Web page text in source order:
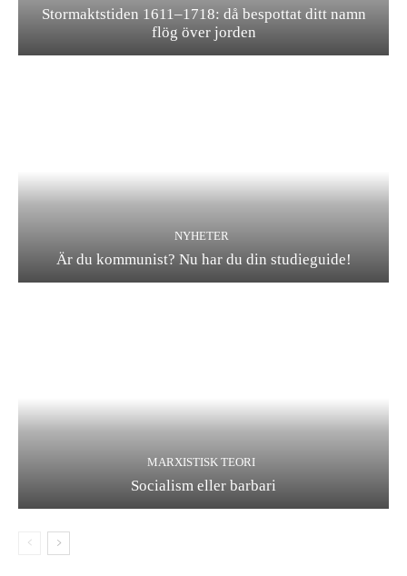
Stormaktstiden 1611–1718: då bespottat ditt namn
flög över jorden
NYHETER
Är du kommunist? Nu har du din studieguide!
MARXISTISK TEORI
Socialism eller barbari